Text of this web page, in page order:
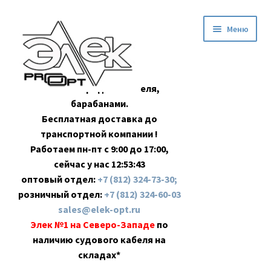
навигации
содержимому
Оптовая продажа кабеля,
барабанами.
Бесплатная доставка до
транспортной компании !
Работаем пн-пт с 9:00 до 17:00,
сейчас у нас 12:53:44
оптовый отдел: +7 (812) 324-73-30;
розничный отдел: +7 (812) 324-60-03
sales@elek-opt.ru
Элек №1 на Северо-Западе по
наличию судового кабеля на
складах*
Меню